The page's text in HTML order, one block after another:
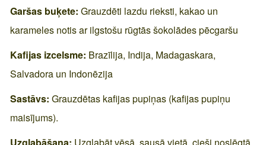
Garšas buķete: Grauzdēti lazdu rieksti, kakao un
karameles notis ar ilgstošu rūgtās šokolādes pēcgaršu
Kafijas izcelsme: Brazīlija, Indija, Madagaskara,
Salvadora un Indonēzija
Sastāvs: Grauzdētas kafijas pupiņas (kafijas pupiņu
maisījums).
Uzglabāšana: Uzglabāt vēsā, sausā vietā, cieši noslēgtā